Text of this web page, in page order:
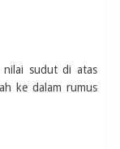
nilai sudut di atas
ke dalam rumus